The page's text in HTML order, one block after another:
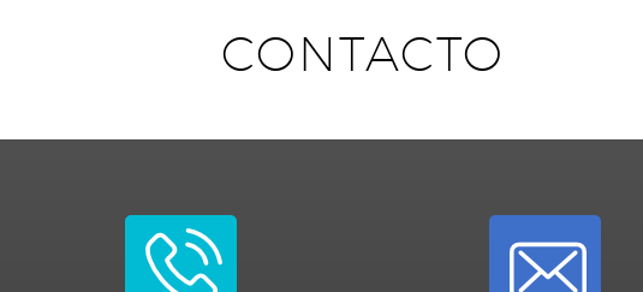
CONTACTO